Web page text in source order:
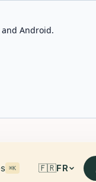
Android.
⌘K 🇫🇷FR